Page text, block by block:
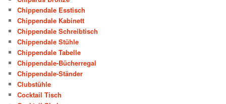
Chippendale Esstisch
Chippendale Kabinett
Chippendale Schreibtisch
Chippendale Stühle
Chippendale Tabelle
Chippendale-Bücherregal
Chippendale-Ständer
Clubstühle
Cocktail Tisch